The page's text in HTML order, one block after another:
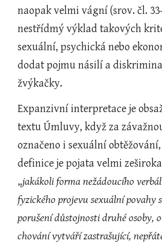
naopak velmi vágní (srov. čl.
nestřídmý výklad takových
sexuální, psychická nebo
dodat pojmu násilí a
žvýkačky.
Expanzivní interpretace je
textu Úmluvy, když za
označeno i sexuální
definice je pojata velmi
„jakákoli forma nežádoucího
fyzického projevu sexuální povahy
porušení důstojnosti druhé osoby,
chování vytváří zastrašující,